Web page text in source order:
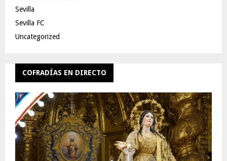
Sevilla
Sevilla FC
Uncategorized
COFRADÍAS EN DIRECTO